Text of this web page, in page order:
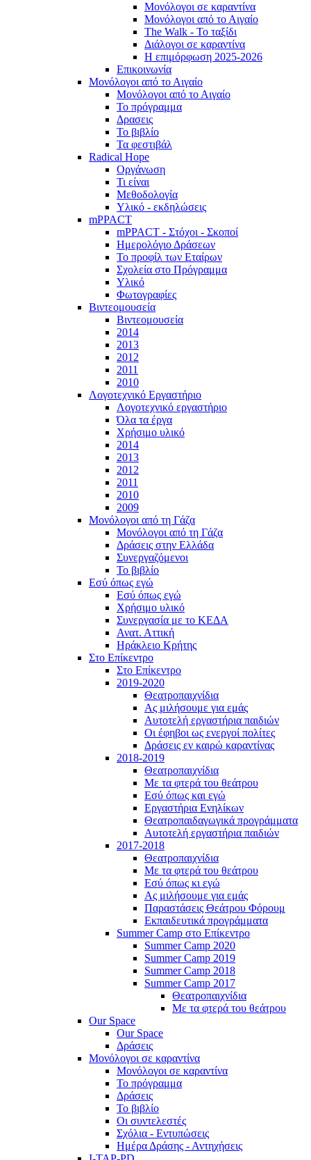
Μονόλογοι σε καραντίνα
Μονόλογοι από το Αιγαίο
The Walk - Το ταξίδι
Διάλογοι σε καραντίνα
Η επιμόρφωση 2025-2026
Επικοινωνία
Μονόλογοι από το Αιγαίο
Μονόλογοι από το Αιγαίο
Το πρόγραμμα
Δρασεις
Το βιβλίο
Τα φεστιβάλ
Radical Hope
Οργάνωση
Τι είναι
Μεθοδολογία
Υλικό - εκδηλώσεις
mPPACT
mPPACT - Στόχοι - Σκοποί
Ημερολόγιο Δράσεων
Το προφίλ των Εταίρων
Σχολεία στο Πρόγραμμα
Υλικό
Φωτογραφίες
Βιντεομουσεία
Βιντεομουσεία
2014
2013
2012
2011
2010
Λογοτεχνικό Εργαστήριο
Λογοτεχνικό εργαστήριο
Όλα τα έργα
Χρήσιμο υλικό
2014
2013
2012
2011
2010
2009
Μονόλογοι από τη Γάζα
Μονόλογοι από τη Γάζα
Δράσεις στην Ελλάδα
Συνεργαζόμενοι
To βιβλίο
Εσύ όπως εγώ
Εσύ όπως εγώ
Χρήσιμο υλικό
Συνεργασία με το ΚΕΔΑ
Ανατ. Αττική
Ηράκλειο Κρήτης
Στο Επίκεντρο
Στο Επίκεντρο
2019-2020
Θεατροπαιχνίδια
Ας μιλήσουμε για εμάς
Αυτοτελή εργαστήρια παιδιών
Οι έφηβοι ως ενεργοί πολίτες
Δράσεις εν καιρώ καραντίνας
2018-2019
Θεατροπαιχνίδια
Με τα φτερά του θεάτρου
Εσύ όπως και εγώ
Εργαστήρια Ενηλίκων
Θεατροπαιδαγωγικά προγράμματα
Αυτοτελή εργαστήρια παιδιών
2017-2018
Θεατροπαιχνίδια
Με τα φτερά του θεάτρου
Εσύ όπως κι εγώ
Ας μιλήσουμε για εμάς
Παραστάσεις Θεάτρου Φόρουμ
Εκπαιδευτικά προγράμματα
Summer Camp στο Επίκεντρο
Summer Camp 2020
Summer Camp 2019
Summer Camp 2018
Summer Camp 2017
Θεατροπαιχνίδια
Με τα φτερά του θεάτρου
Our Space
Our Space
Δράσεις
Μονόλογοι σε καραντίνα
Μονόλογοι σε καραντίνα
Το πρόγραμμα
Δράσεις
Το βιβλίο
Οι συντελεστές
Σχόλια - Εντυπώσεις
Ημέρα Δράσης - Αντηχήσεις